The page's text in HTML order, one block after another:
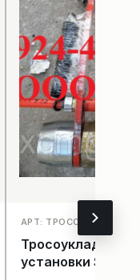
АРТ: ТРОСОУКЛАДЧИК
Тросоукладчик
установки SANY